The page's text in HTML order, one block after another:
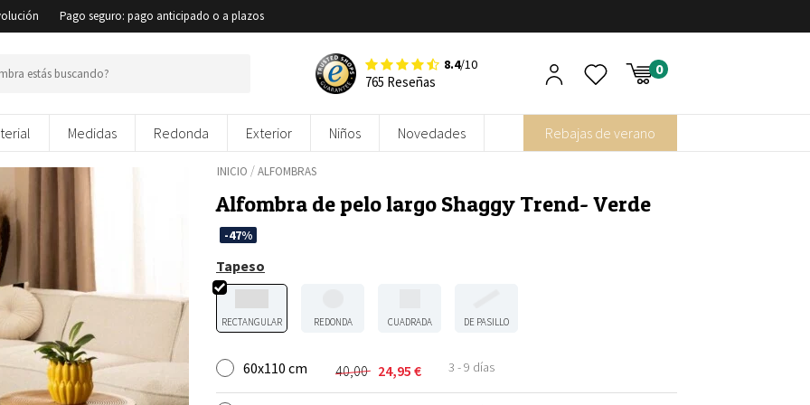
Pago seguro: pago anticipado o a plazos
8.4/10
765 Reseñas
Medidas Redonda Exterior Niños Novedades Rebajas de verano
INICIO /ALFOMBRAS
Alfombra de pelo largo Shaggy Trend- Verde
-47%
Tapeso
RECTANGULAR REDONDA CUADRADA DE PASILLO
60x110 cm 40,00
El
precio
24,95 €
El
precio
3 - 9 días